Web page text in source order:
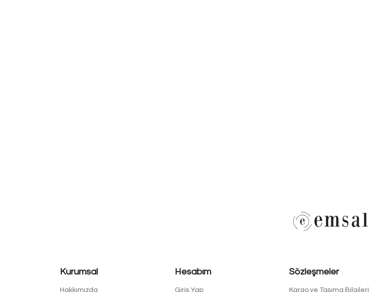
Kurumsal
Hakkımızda
Hesabım
Giriş Yap
Sözleşmeler
Kargo ve Taşıma Bilgileri